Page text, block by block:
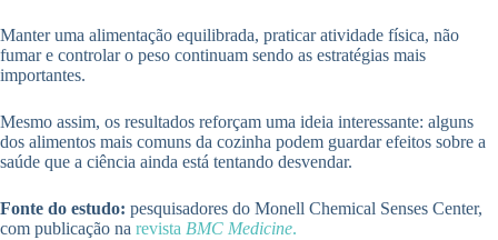
Manter uma alimentação equilibrada, praticar atividade física, não
fumar e controlar o peso continuam sendo as estratégias mais
importantes.
Mesmo assim, os resultados reforçam uma ideia interessante: alguns
dos alimentos mais comuns da cozinha podem guardar efeitos sobre a
saúde que a ciência ainda está tentando desvendar.
Fonte do estudo: pesquisadores do Monell Chemical Senses Center,
com publicação na revista BMC Medicine.